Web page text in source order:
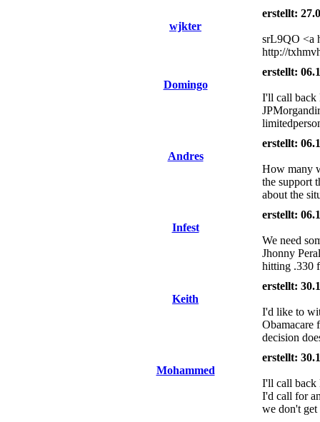
wjkter
erstellt:
srL9QO <a
http://
Domingo
erstellt:
I'll call back
Andres
erstellt:
How many
the support
about the
Infest
erstellt:
We need
Jhonny
hitting .330
Keith
erstellt:
I'd like to
Obamacare
decision
Mohammed
erstellt:
I'll call back
I'd call for
we don't